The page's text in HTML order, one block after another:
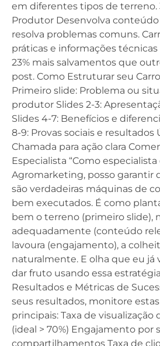
em diferentes tipos de terreno.
Produtor Desenvolva
resolva problemas comuns.
práticas e informações
23% mais salvamentos que
post. Como Estruturar seu
Primeiro slide: Problema ou
produtor Slides 2-3:
Slides 4-7: Benefícios e
8-9: Provas sociais e resultados
Chamada para ação clara
Especialista “Como especialista
Agromarketing, posso garantir
são verdadeiras máquinas de
bem executados. É como
bem o terreno (primeiro slide),
adequadamente (conteúdo
lavoura (engajamento), a
naturalmente. E olha que eu já
dar fruto usando essa
Resultados e Métricas de
seus resultados, monitore
principais: Taxa de visualização
(ideal > 70%) Engajamento por
compartilhamentos Taxa de